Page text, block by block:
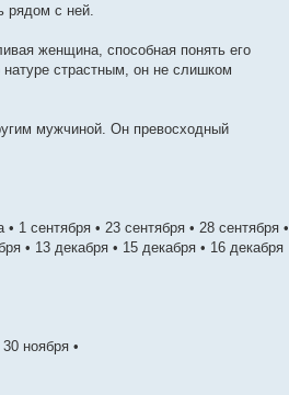
рядом с ней.
женщина, способная понять его
страстным, он не слишком
мужчиной. Он превосходный
сентября • 23 сентября • 28 сентября •
• 13 декабря • 15 декабря • 16 декабря
ноября •